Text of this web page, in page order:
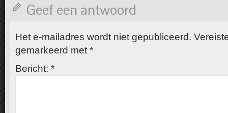
Geef een antwoord
Het e-mailadres wordt niet gepubliceerd.
gemarkeerd met *
Bericht: *